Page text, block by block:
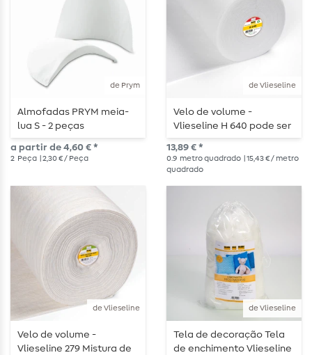
de Prym
Almofadas PRYM meia-
lua S - 2 peças
a partir de 4,60 € *
2 Peça | 2,30 € / Peça
de Vlieseline
Velo de volume -
Vlieseline H 640 pode ser
engomado
13,89 € *
0.9 metro quadrado
| 15,43 € / metro
quadrado
de Vlieseline
Velo de volume -
Vlieseline 279 Mistura de
de Vlieseline
Tela de decoração Tela
de enchimento Vlieseline